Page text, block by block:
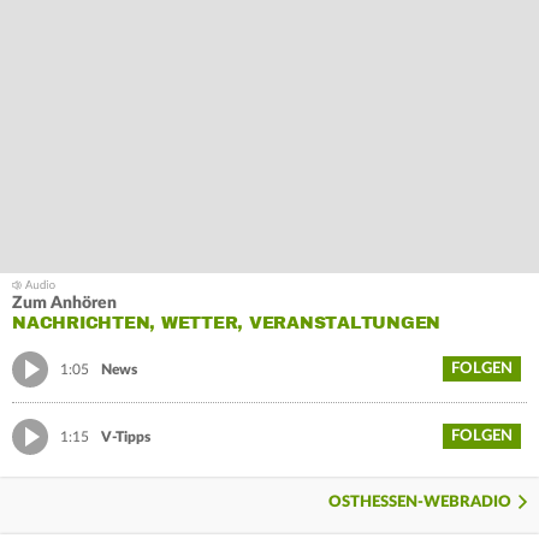
Zum Anhören
NACHRICHTEN, WETTER, VERANSTALTUNGEN
1:05 News FOLGEN
1:15 V-Tipps FOLGEN
OSTHESSEN-WEBRADIO